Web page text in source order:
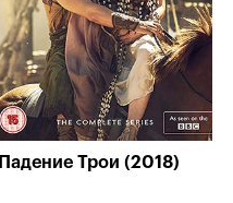
Падение Трои (2018)